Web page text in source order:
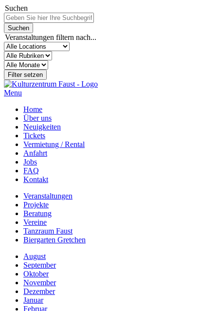
Suchen
Veranstaltungen filtern nach...
Menu
Home
Über uns
Neuigkeiten
Tickets
Vermietung / Rental
Anfahrt
Jobs
FAQ
Kontakt
Veranstaltungen
Projekte
Beratung
Vereine
Tanzraum Faust
Biergarten Gretchen
August
September
Oktober
November
Dezember
Januar
Februar